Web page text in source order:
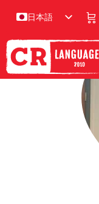
日本語